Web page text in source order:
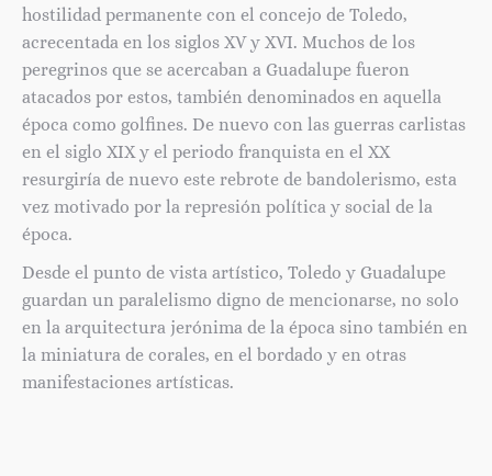
hostilidad permanente con el concejo de Toledo,
acrecentada en los siglos XV y XVI. Muchos de los
peregrinos que se acercaban a Guadalupe fueron
atacados por estos, también denominados en aquella
época como golfines. De nuevo con las guerras carlistas
en el siglo XIX y el periodo franquista en el XX
resurgiría de nuevo este rebrote de bandolerismo, esta
vez motivado por la represión política y social de la
época.
Desde el punto de vista artístico, Toledo y Guadalupe
guardan un paralelismo digno de mencionarse, no solo
en la arquitectura jerónima de la época sino también en
la miniatura de corales, en el bordado y en otras
manifestaciones artísticas.